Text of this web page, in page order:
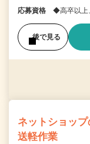
応募資格 ◆高卒以上
後で見る
ネットショッ
送軽作業